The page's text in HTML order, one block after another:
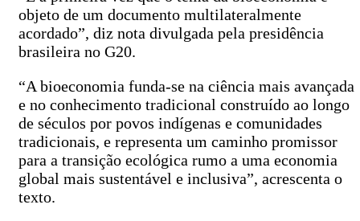
objeto de um documento multilateralmente
acordado”, diz nota divulgada pela presidência
brasileira no G20.
“A bioeconomia funda-se na ciência mais avançada
e no conhecimento tradicional construído ao longo
de séculos por povos indígenas e comunidades
tradicionais, e representa um caminho promissor
para a transição ecológica rumo a uma economia
global mais sustentável e inclusiva”, acrescenta o
texto.